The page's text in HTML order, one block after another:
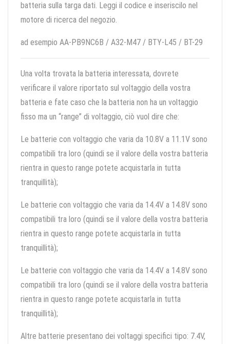
batteria sulla targa dati. Leggi il codice e inseriscilo nel
motore di ricerca del negozio.
ad esempio AA-PB9NC6B / A32-M47 / BTY-L45 / BT-29
Una volta trovata la batteria interessata, dovrete
verificare il valore riportato sul voltaggio della vostra
batteria e fate caso che la batteria non ha un voltaggio
fisso ma un “range” di voltaggio, ciò vuol dire che:
Le batterie con voltaggio che varia da 10.8V a 11.1V sono
compatibili tra loro (quindi se il valore della vostra batteria
rientra in questo range potete acquistarla in tutta
tranquillità);
Le batterie con voltaggio che varia da 14.4V a 14.8V sono
compatibili tra loro (quindi se il valore della vostra batteria
rientra in questo range potete acquistarla in tutta
tranquillità);
Le batterie con voltaggio che varia da 14.4V a 14.8V sono
compatibili tra loro (quindi se il valore della vostra batteria
rientra in questo range potete acquistarla in tutta
tranquillità);
Altre batterie presentano dei voltaggi specifici tipo: 7.4V,